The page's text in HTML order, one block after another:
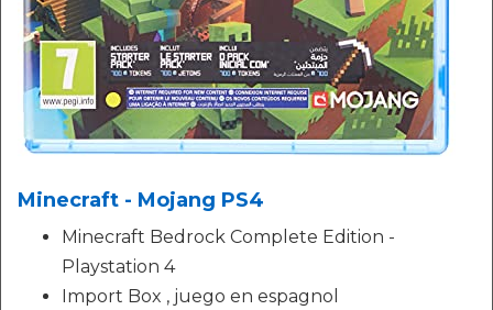
Minecraft - Mojang PS4
Minecraft Bedrock Complete Edition -
Playstation 4
Import Box , juego en espagnol